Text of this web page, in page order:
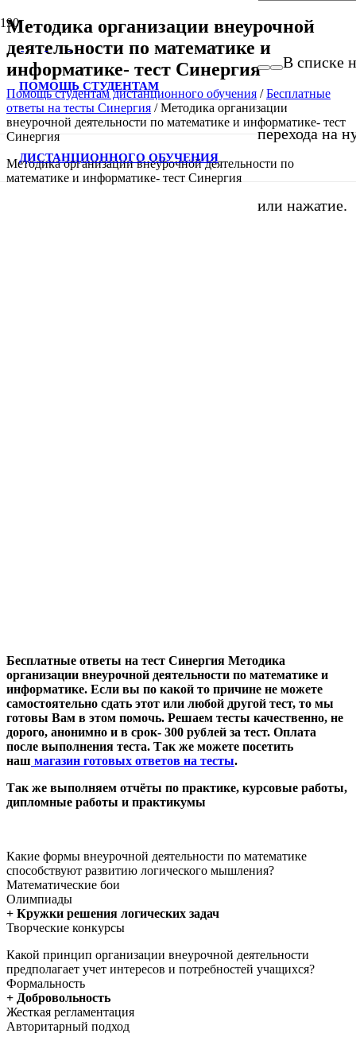
ПОМОЩЬ СТУДЕНТАМ
ДИСТАНЦИОННОГО ОБУЧЕНИЯ
В списке
перехода на
или нажатие.
Методика организации внеурочной
деятельности по математике и
информатике- тест Синергия
Помощь студентам дистанционного обучения /Бесплатные
ответы на тесты Синергия /Методика организации
внеурочной деятельности по математике и информатике- тест
Синергия
Методика организации внеурочной деятельности по
математике и информатике- тест Синергия
Бесплатные ответы на тест Синергия Методика
организации внеурочной деятельности по математике и
информатике. Если вы по какой то причине не можете
самостоятельно сдать этот или любой другой тест, то мы
готовы Вам в этом помочь. Решаем тесты качественно, не
дорого, анонимно и в срок- 300 рублей за тест. Оплата
после выполнения теста. Так же можете посетить
наш магазин готовых ответов на тесты.
Так же выполняем отчёты по практике, курсовые работы,
дипломные работы и практикумы
Какие формы внеурочной деятельности по математике
способствуют развитию логического мышления?
Математические бои
Олимпиады
+ Кружки решения логических задач
Творческие конкурсы
Какой принцип организации внеурочной деятельности
предполагает учет интересов и потребностей учащихся?
Формальность
+ Добровольность
Жесткая регламентация
Авторитарный подход